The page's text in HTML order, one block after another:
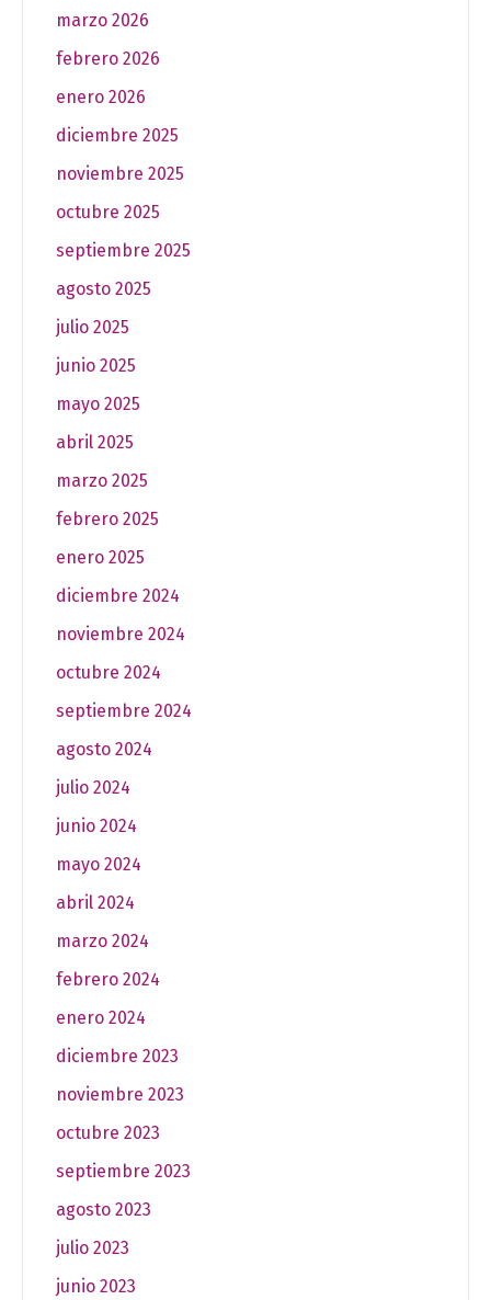
marzo 2026
febrero 2026
enero 2026
diciembre 2025
noviembre 2025
octubre 2025
septiembre 2025
agosto 2025
julio 2025
junio 2025
mayo 2025
abril 2025
marzo 2025
febrero 2025
enero 2025
diciembre 2024
noviembre 2024
octubre 2024
septiembre 2024
agosto 2024
julio 2024
junio 2024
mayo 2024
abril 2024
marzo 2024
febrero 2024
enero 2024
diciembre 2023
noviembre 2023
octubre 2023
septiembre 2023
agosto 2023
julio 2023
junio 2023